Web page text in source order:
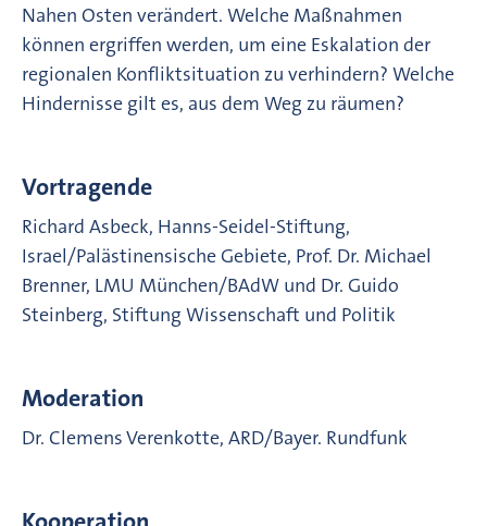
Nahen Osten verändert. Welche Maßnahmen
können ergriffen werden, um eine Eskalation der
regionalen Konfliktsituation zu verhindern? Welche
Hindernisse gilt es, aus dem Weg zu räumen?
Vortragende
Richard Asbeck, Hanns-Seidel-Stiftung,
Israel/Palästinensische Gebiete, Prof. Dr. Michael
Brenner, LMU München/BAdW und Dr. Guido
Steinberg, Stiftung Wissenschaft und Politik
Moderation
Dr. Clemens Verenkotte, ARD/Bayer. Rundfunk